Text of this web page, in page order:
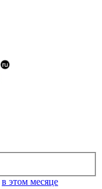
в этом месяце